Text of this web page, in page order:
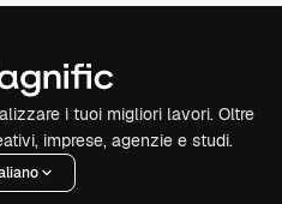
i tuoi migliori lavori. Oltre
imprese, agenzie e studi.